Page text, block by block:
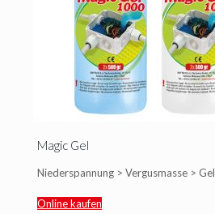
Magic Gel
Niederspannung > Vergusmasse > Gel
Online kaufen